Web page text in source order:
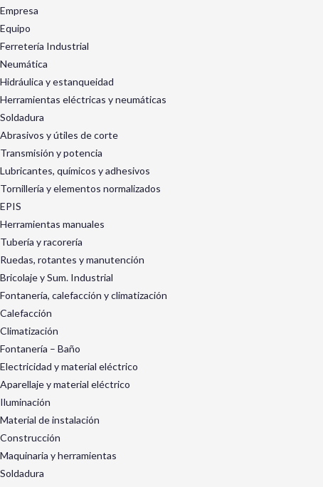
Empresa
Equipo
Ferretería Industrial
Neumática
Hidráulica y estanqueidad
Herramientas eléctricas y neumáticas
Soldadura
Abrasivos y útiles de corte
Transmisión y potencia
Lubricantes, químicos y adhesivos
Tornillería y elementos normalizados
EPIS
Herramientas manuales
Tubería y racorería
Ruedas, rotantes y manutención
Bricolaje y Sum. Industrial
Fontanería, calefacción y climatización
Calefacción
Climatización
Fontanería – Baño
Electricidad y material eléctrico
Aparellaje y material eléctrico
Iluminación
Material de instalación
Construcción
Maquinaria y herramientas
Soldadura